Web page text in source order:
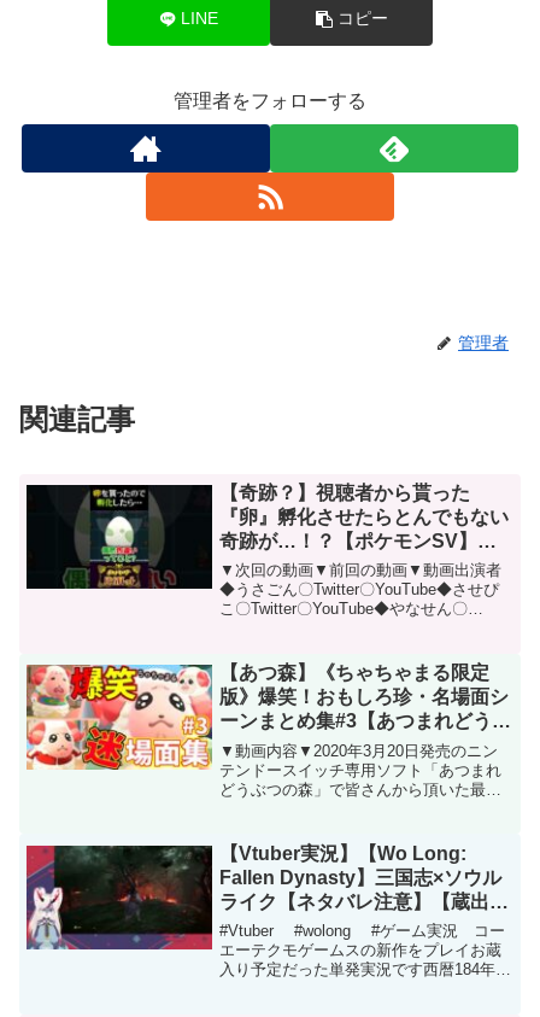
LINE コピー
管理者をフォローする
管理者
関連記事
【奇跡？】視聴者から貰った
『卵』孵化させたらとんでもない
奇跡が…！？【ポケモンSV】
【スカーレット・バイオレット】
【うさごん】
▼次回の動画▼前回の動画▼動画出演者
◆うさごん〇Twitter〇YouTube◆させぴ
こ〇Twitter〇YouTube◆やなせん〇
【あつ森】《ちゃちゃまる限定
版》爆笑！おもしろ珍・名場面シ
ーンまとめ集#3【あつまれどうぶ
つの森】
▼動画内容▼2020年3月20日発売のニン
テンドースイッチ専用ソフト「あつまれ
どうぶつの森」で皆さんから頂いた最高
もっている人ももっていない人もこの動
画をみて楽しい気分...
【Vtuber実況】【Wo Long:
Fallen Dynasty】三国志×ソウル
ライク【ネタバレ注意】【蔵出し
単発】
#Vtuber #wolong #ゲーム実況 コー
エーテクモゲームスの新作をプレイお蔵
入り予定だった単発実況です西暦184年、